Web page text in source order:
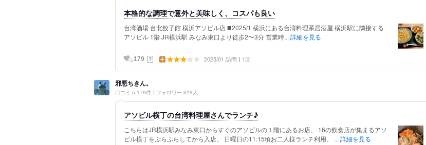
本格的な調理で意外と美味しく、コスパも良い
台湾酒場 台北餃子館 横浜アソビル店 ◼️2025/1 横浜にある台湾料理系居酒屋 横浜駅に隣接する
アソビル 1階 JR横浜駅 みなみ東口より徒歩2〜3分 営業時... 詳細を見る
179 ？ 2025/01 訪問 1回
邪悪ちきん。
口コミ 5,179件 フォロワー 619人
アソビル横丁の台湾料理屋さんでランチ♪
こちらはJR横浜駅みなみ東口からすぐのアソビルの１階にあるお店。 16の飲食店が集まるアソ
ビル横丁をぷらぷらしてから入店。 日曜日の11:15頃お二人様ランチ利用。 ... 詳細を見る